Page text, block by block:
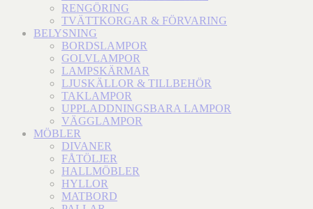
RENGÖRING
TVÄTTKORGAR & FÖRVARING
BELYSNING
BORDSLAMPOR
GOLVLAMPOR
LAMPSKÄRMAR
LJUSKÄLLOR & TILLBEHÖR
TAKLAMPOR
UPPLADDNINGSBARA LAMPOR
VÄGGLAMPOR
MÖBLER
DIVANER
FÅTÖLJER
HALLMÖBLER
HYLLOR
MATBORD